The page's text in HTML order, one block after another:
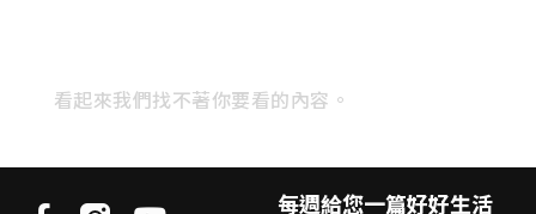
看起來我們找不著你要看的內容。
每週給您一篇好好生活